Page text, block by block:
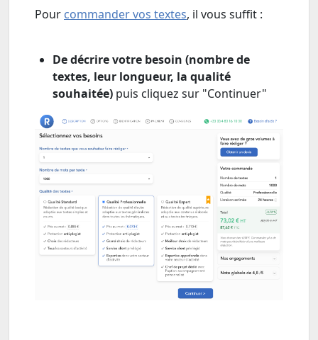
Pour commander vos textes, il vous suffit :
De décrire votre besoin (nombre de
textes, leur longueur, la qualité
souhaitée) puis cliquez sur "Continuer"